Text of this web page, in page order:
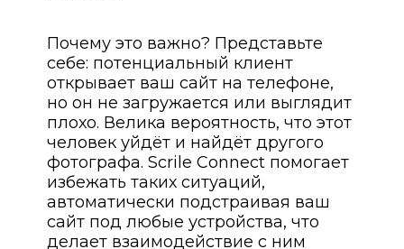
Почему это важно? Представьте
себе: потенциальный клиент
открывает ваш сайт на телефоне,
но он не загружается или выглядит
плохо. Велика вероятность, что этот
человек уйдёт и найдёт другого
фотографа. Scrile Connect помогает
избежать таких ситуаций,
автоматически подстраивая ваш
сайт под любые устройства, что
делает взаимодействие с ним